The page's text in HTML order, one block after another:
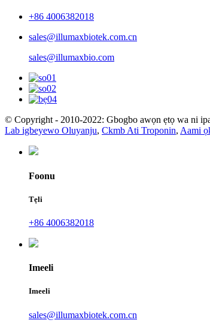
+86 4006382018
sales@illumaxbiotek.com.cn
sales@illumaxbio.com
© Copyright - 2010-2022: Gbogbo awọn ẹtọ wa ni
Lab igbeyewo Oluyanju, Ckmb Ati Troponin, Aami
Foonu
Tẹli
+86 4006382018
Imeeli
Imeeli
sales@illumaxbiotek.com.cn